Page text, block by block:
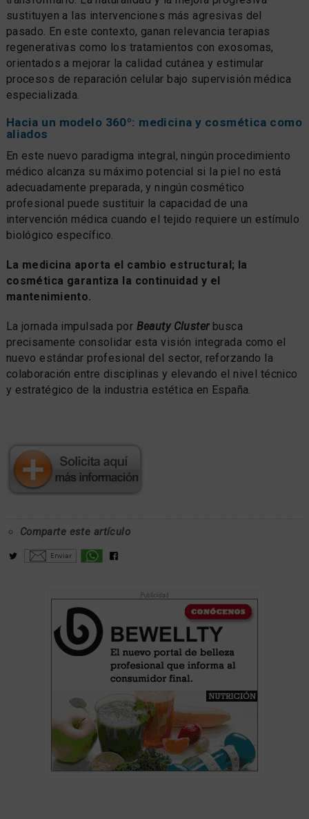
sustituyen a las intervenciones más agresivas del
pasado. En este contexto, ganan relevancia terapias
regenerativas como los tratamientos con exosomas,
orientados a mejorar la calidad cutánea y estimular
procesos de reparación celular bajo supervisión médica
especializada.
Hacia un modelo 360º: medicina y cosmética como
aliados
En este nuevo paradigma integral, ningún procedimiento
médico alcanza su máximo potencial si la piel no está
adecuadamente preparada, y ningún cosmético
profesional puede sustituir la capacidad de una
intervención médica cuando el tejido requiere un estímulo
biológico específico.
La medicina aporta el cambio estructural; la
cosmética garantiza la continuidad y el
mantenimiento.
La jornada impulsada por Beauty Clusterbusca
precisamente consolidar esta visión integrada como el
nuevo estándar profesional del sector, reforzando la
colaboración entre disciplinas y elevando el nivel técnico
y estratégico de la industria estética en España.
Comparte este artículo